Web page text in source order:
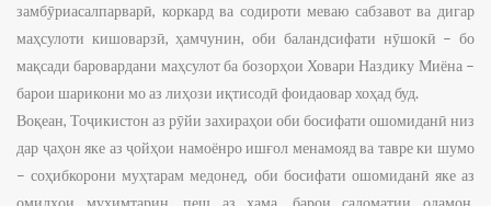
замбӯриасалпарварӣ, коркард ва содироти меваю сабзавот ва дигар
маҳсулоти кишоварзӣ, ҳамчунин, оби баландсифати нӯшокӣ – бо
мақсади баровардани маҳсулот ба бозорҳои Ховари Наздику Миёна –
барои шарикони мо аз лиҳози иқтисодӣ фоидаовар хоҳад буд.
Воқеан, Тоҷикистон аз рӯйи захираҳои оби босифати ошомиданӣ низ
дар ҷаҳон яке аз ҷойҳои намоёнро ишғол менамояд ва тавре ки шумо
– соҳибкорони муҳтарам медонед, оби босифати ошомиданӣ яке аз